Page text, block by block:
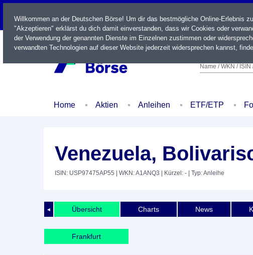
LIVE
Name / WKN / ISIN
Home Aktien Anleihen ETF/ETP
Venezuela,
ISIN: USP97475AP55 | WKN: A1ANQ3 | Kürzel: - | Typ: Anleihe
◄ Übersicht Charts News
Frankfurt
Willkommen an der Deutschen Börse! Um dir das bestmögliche Online-Erlebnis
"Akzeptieren" erklärst du dich damit einverstanden, dass wir Cookies oder
der Verwendung der genannten Dienste im Einzelnen zustimmen oder
verwandten Technologien auf dieser Website jederzeit widersprechen kannst,